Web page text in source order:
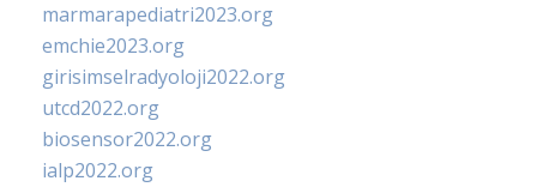
marmarapediatri2023.org
emchie2023.org
girisimselradyoloji2022.org
utcd2022.org
biosensor2022.org
ialp2022.org